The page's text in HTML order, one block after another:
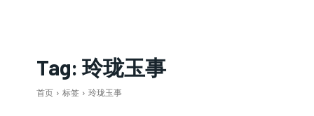
Tag:玲珑玉事
首页 标签 玲珑玉事